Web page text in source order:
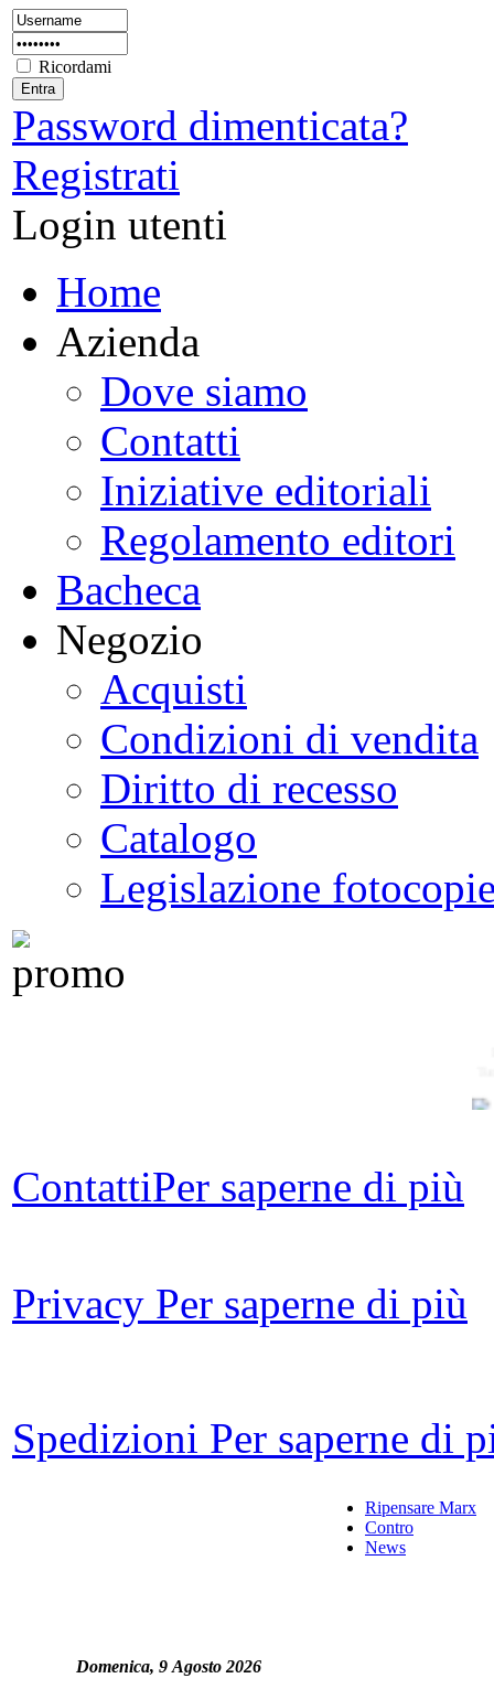
Ricordami
Password dimenticata?
Registrati
Login utenti
Home
Azienda
Dove siamo
Contatti
Iniziative editoriali
Regolamento editori
Bacheca
Negozio
Acquisti
Condizioni di vendita
Diritto di recesso
Catalogo
Legislazione
ContattiPer saperne di più
Privacy Per saperne di più
Spedizioni Per saperne di
Domenica, 9 Agosto 2026
Ripensare Marx
Contro
News